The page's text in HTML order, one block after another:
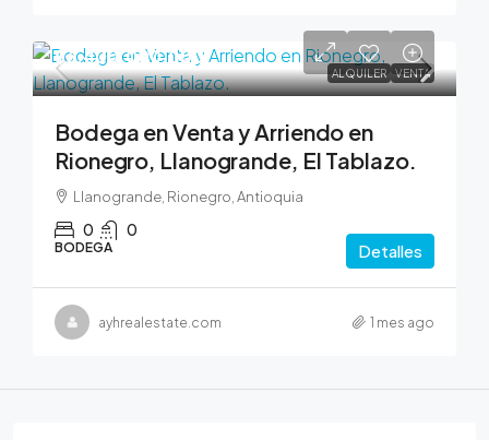
ALQUILER VENTA
$6,400,000,000
Bodega en Venta y Arriendo en
Rionegro, Llanogrande, El Tablazo.
Llanogrande, Rionegro, Antioquia
0 0
BODEGA Detalles
ayhrealestate.com 1 mes ago